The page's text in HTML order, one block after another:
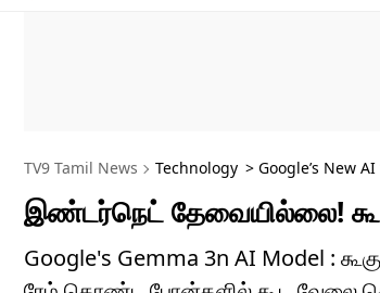
TV9 Tamil News Technology > Google’s New
இண்டர்நெட் தேவையில்லை!
Google's Gemma 3n AI Model :